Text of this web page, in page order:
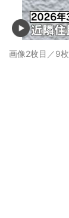
画像2枚目／9枚